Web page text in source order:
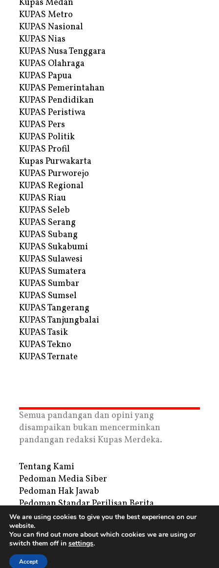
Kupas Medan
KUPAS Metro
KUPAS Nasional
KUPAS Nias
KUPAS Nusa Tenggara
KUPAS Olahraga
KUPAS Papua
KUPAS Pemerintahan
KUPAS Pendidikan
KUPAS Peristiwa
KUPAS Pers
KUPAS Politik
KUPAS Profil
Kupas Purwakarta
KUPAS Purworejo
KUPAS Regional
KUPAS Riau
KUPAS Seleb
KUPAS Serang
KUPAS Subang
KUPAS Sukabumi
KUPAS Sulawesi
KUPAS Sumatera
KUPAS Sumbar
KUPAS Sumsel
KUPAS Tangerang
KUPAS Tanjungbalai
KUPAS Tasik
KUPAS Tekno
KUPAS Ternate
Semua pandangan dan opini yang
disampaikan bukan mencerminkan
pandangan redaksi Kupas Merdeka.
Tentang Kami
Pedoman Media Siber
Pedoman Hak Jawab
Pedoman Standar Perilisan Berita
Privacy Policy
Periklanan
Copyright © 2026 | PT. Tegar Kupas Mediatama
We are using cookies to give you the best experience on our
website.
You can find out more about which cookies we are using or
switch them off in settings.
Accept